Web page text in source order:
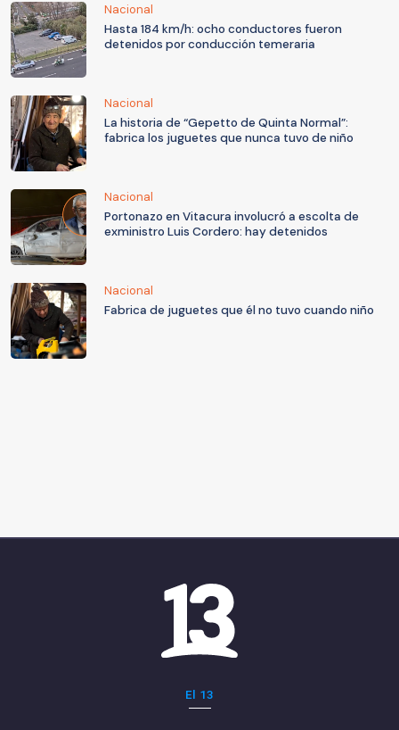
Nacional
Hasta 184 km/h: ocho conductores fueron
detenidos por conducción temeraria
Nacional
La historia de “Gepetto de Quinta Normal”:
fabrica los juguetes que nunca tuvo de niño
Nacional
Portonazo en Vitacura involucró a escolta de
exministro Luis Cordero: hay detenidos
Nacional
Fabrica de juguetes que él no tuvo cuando niño
El 13